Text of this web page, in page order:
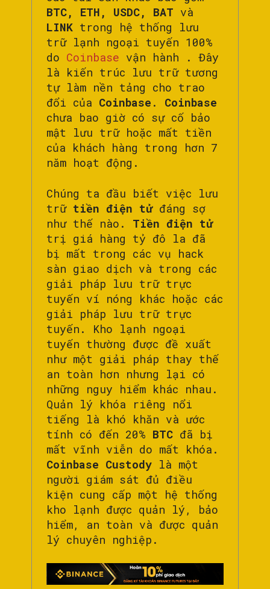
BTC, ETH, USDC, BAT và
LINK trong hệ thống lưu
trữ lạnh ngoại tuyến 100%
do Coinbase vận hành . Đây
là kiến ​​trúc lưu trữ tương
tự làm nền tảng cho trao
đổi của Coinbase . Coinbase
chưa bao giờ có sự cố bảo
mật lưu trữ hoặc mất tiền
của khách hàng trong hơn 7
năm hoạt động.
Chúng ta đầu biết việc lưu
trữtiền điện tửđáng sợ
như thế nào. Tiền điện tử
trị giá hàng tỷ đô la đã
bị mất trong các vụ hack
sàn giao dịch và trong các
giải pháp lưu trữ trực
tuyến ví nóng khác hoặc các
giải pháp lưu trữ trực
tuyến. Kho lạnh ngoại
tuyến thường được đề xuất
như một giải pháp thay thế
an toàn hơn nhưng lại có
những nguy hiểm khác nhau.
Quản lý khóa riêng nổi
tiếng là khó khăn và ước
tính có đến 20% BTC đã bị
mất vĩnh viễn do mất khóa.
Coinbase Custody là một
người giám sát đủ điều
kiện cung cấp một hệ thống
kho lạnh được quản lý, bảo
hiểm, an toàn và được quản
lý chuyên nghiệp.